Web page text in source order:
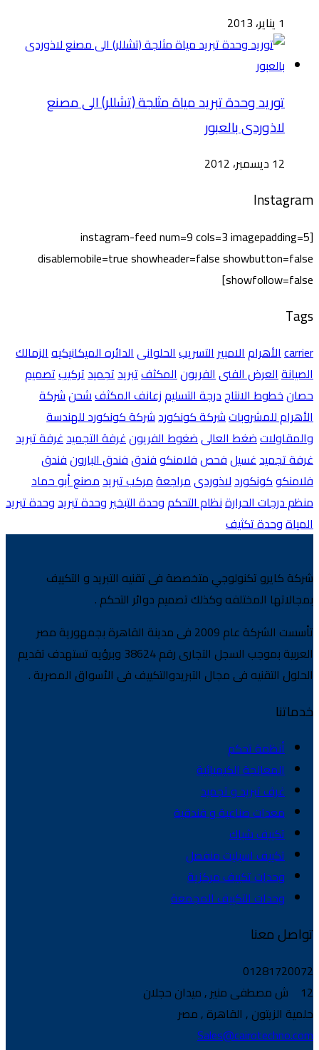
1 يناير، 2013
توريد وحدة تبريد مياة مثلجة (تشللر) الى مصنع
لاذوردى بالعبور
12 ديسمبر، 2012
Instagram
[instagram-feed num=9 cols=3 imagepadding=5
disablemobile=true showheader=false showbutton=false
showfollow=false]
Tags
carrierالأهرامالامبيرالتسريبالحلوانىالدائره الميكانيكيهالزمالك
الصيانةالعرض الفنىالفريونالمكثفتبريدتجميدتركيبتصميم
حصانخطوط الانتاجدرجة التسليمزعانف المكثفشحنشركة
الأهرام للمشروباتشركة كونكوردشركة كونكورد للهندسة
والمقاولاتضغط العالىضغوط الفريونغرفة التجميدغرفة تبريد
غرفة تجميدغسيلفحصفلامنكوفندقفندق البارونفندق
فلامنكوكونكوردلاذوردىمراجعةمركب تبريدمصنع أبو حماد
منظم درجات الحرارةنظام التحكموحدة التبخيروحدة تبريدوحدة تبريد
المياةوحدة تكثيف
شركة كايرو تكنولوجي متخصصة فى تقنيه التبريد و التكييف
بمجالاتها المختلفه وكذلك تصميم دوائر التحكم .
تأسست الشركة عام 2009 فى مدينة القاهرة بجمهورية مصر
العربية بموجب السجل التجارى رقم 38624 وبرؤيه تستهدف تقديم
الحلول التقنيه فى مجال التبريدوالتكييف فى الأسواق المصرية .
خدماتنا
أنظمة تحكم
المعالجة الكيميائية
غرف تبريد و تجميد
معدات صناعية و فندقية
تكييف شباك
تكييف اسبليت منفصل
وحدات تكييف مركزية
وحدات التكييف المجمعة
تواصل معنا
01281720072
12 ش مصطفى منير , ميدان حجلان
حلمية الزيتون , القاهرة , مصر
Sales@cairotechno.com